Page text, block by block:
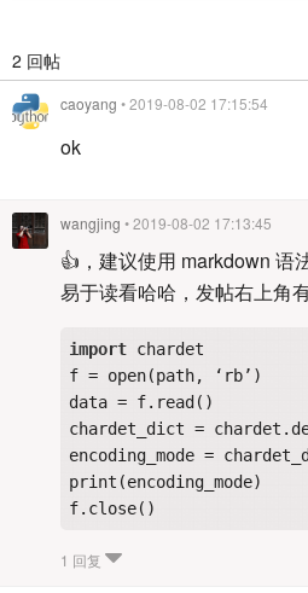
2 回帖
caoyang • 2019-08-02 17:15:54
ok
wangjing • 2019-08-02 17:13:45
👍，建议使用 markdown 语
易于读看哈哈，发帖右上角
import chardet
f = open(path, ‘rb’)
data = f.read()
chardet_dict =
encoding_mode =
print(encoding_mode)
1 回复